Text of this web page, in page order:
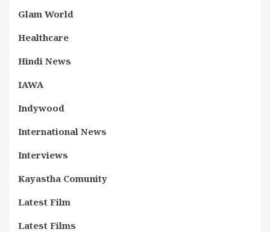
Glam World
Healthcare
Hindi News
IAWA
Indywood
International News
Interviews
Kayastha Comunity
Latest Film
Latest Films